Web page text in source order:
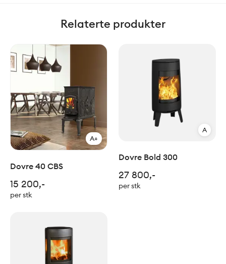
Relaterte produkter
A+
Dovre 40 CBS
15 200,-
per stk
A
Dovre Bold 300
27 800,-
per stk